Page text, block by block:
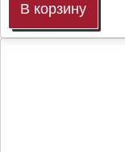
В корзину